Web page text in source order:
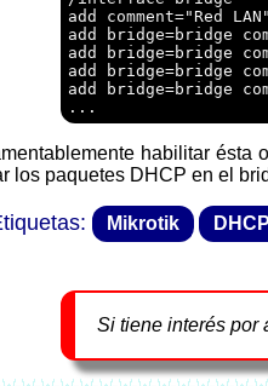
add comment="Red
add bridge=bridge
add bridge=bridge
add bridge=bridge
add bridge=bridge
los paquetes DHCP en el
Mikrotik DHCP
Si tiene interés por